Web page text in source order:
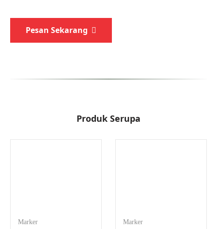
Pesan Sekarang
Produk Serupa
Marker Marker